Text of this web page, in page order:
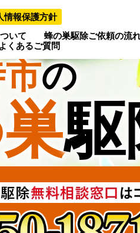
情報保護方針
いて
蜂の巣駆除ご依頼の流
よくあるご質問
の
巣駆